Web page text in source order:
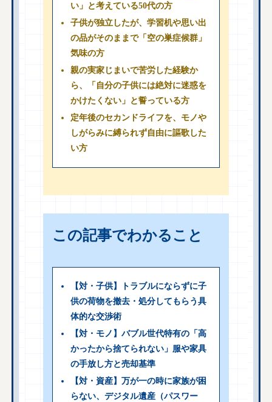
い」と考えている50代の方
子供が独立したが、学習机や思い出
の品がそのままで「空の巣症候群」
気味の方
親の実家じまいで苦労した経験か
ら、「自分の子供には絶対に迷惑を
かけたくない」と誓っている方
定年後のセカンドライフを、モノや
しがらみに縛られず自由に謳歌した
い方
この記事でわかること
【対・子供】トラブルにならずに子
供の荷物を撤去・処分してもらう具
体的な交渉術
【対・モノ】バブル世代特有の「高
かったから捨てられない」服や家具
の手放し方と売却基準
【対・資産】万が一の時に家族が困
らない、デジタル遺産（パスワー